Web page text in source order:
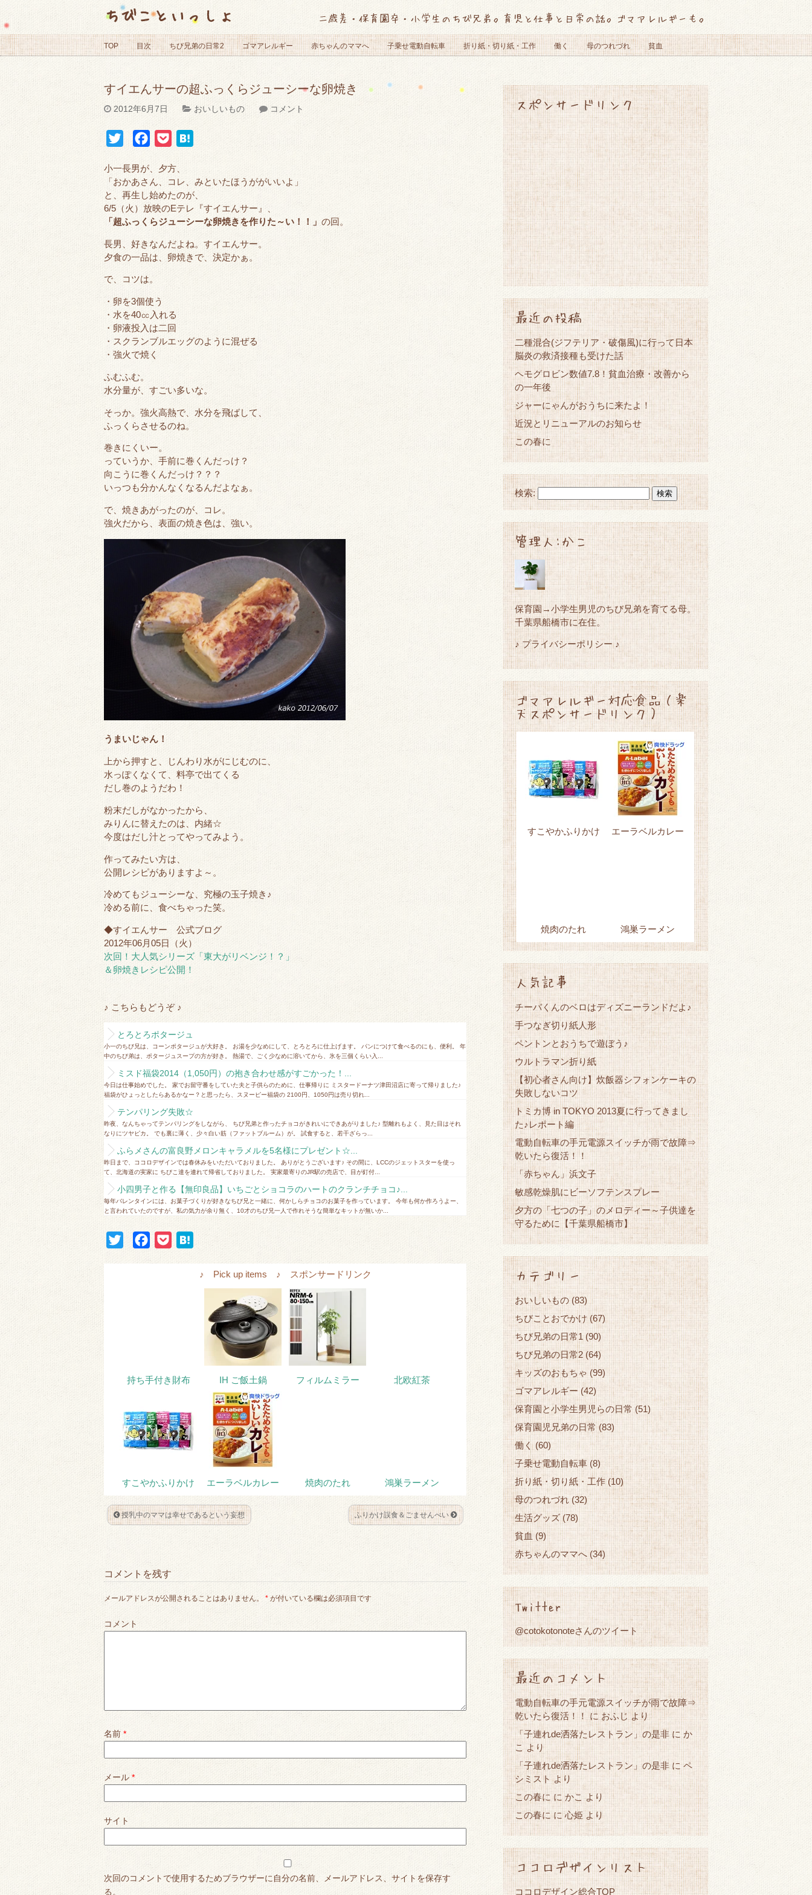
ちびこといっしょ 二歳差・保育園卒・小学生のちび兄弟。育児と仕事と日常の話。ゴマアレルギーも。
TOP 目次 ちび兄弟の日常2 ゴマアレルギー 赤ちゃんのママへ 子乗せ電動自転車 折り紙・切り紙・工作 働く 母のつれづれ 貧血
すイエんサーの超ふっくらジューシーな卵焼き
2012年6月7日 おいしいもの コメント
i
t
t
e
c
e
b
o
o
k
c
k
e
t
e
a
小一長男が、夕方、
「おかあさん、コレ、みといたほうががいいよ」
と、再生し始めたのが、
6/5（火）放映のEテレ『すイエんサー』、
「超ふっくらジューシーな卵焼きを作りた～い！！」 の回。
長男、好きなんだよね。すイエんサー。
夕食の一品は、卵焼きで、決定かぁ。
で、コツは。
・卵を3個使う
・水を40㏄入れる
・卵液投入は二回
・スクランブルエッグのように混ぜる
・強火で焼く
ふむふむ。
水分量が、すごい多いな。
そっか。強火高熱で、水分を飛ばして、
ふっくらさせるのね。
巻きにくいー。
っていうか、手前に巻くんだっけ？
向こうに巻くんだっけ？？？
いっつも分かんなくなるんだよなぁ。
で、焼きあがったのが、コレ。
強火だから、表面の焼き色は、強い。
うまいじゃん！
上から押すと、じんわり水がにじむのに、
水っぽくなくて、料亭で出てくる
だし巻のようだわ！
粉末だしがなかったから、
みりんに替えたのは、内緒☆
今度はだし汁とってやってみよう。
作ってみたい方は、
公開レシピがありますよ～。
冷めてもジューシーな、究極の玉子焼き♪
冷める前に、食べちゃった笑。
◆すイエんサー 公式ブログ
2012年06月05日（火）
次回！大人気シリーズ「東大がリベンジ！？」
＆卵焼きレシピ公開！
♪ こちらもどうぞ ♪
とろとろポタージュ
小一のちび兄は、コーンポタージュが大好き。 お湯を少なめにして、とろとろに仕上げます。 パンにつけて食べるのにも、便利。 年
中のちび弟は、ポタージュスープの方が好き。 熱湯で、ごく少なめに溶いてから、氷を三個くらい入...
ミスド福袋2014（1,050円）の抱き合わせ感がすごかった！...
今日は仕事始めでした。 家でお留守番をしていた夫と子供らのために、仕事帰りに ミスタードーナツ津田沼店に寄って帰りました♪
福袋がひょっとしたらあるかなー？と思ったら、スヌーピー福袋の 2100円、1050円は売り切れ...
テンパリング失敗☆
昨夜、なんちゃってテンパリングをしながら、 ちび兄弟と作ったチョコがきれいにできあがりました♪ 型離れもよく、見た目はそれ
なりにツヤピカ。 でも裏に薄く、少々白い筋（ファットブルーム）が。 試食すると、若干ざらっ...
ふらメさんの富良野メロンキャラメルを5名様にプレゼント☆...
昨日まで、ココロデザインでは春休みをいただいておりました。 ありがとうございます♪ その間に、LCCのジェットスターを使っ
て、北海道の実家に ちびこ達を連れて帰省しておりました。 実家最寄りのJR駅の売店で、目が釘付...
小四男子と作る【無印良品】いちごとショコラのハートのクランチチョコ♪...
毎年バレンタインには、お菓子づくりが好きなちび兄と一緒に、何かしらチョコのお菓子を作っています。 今年も何か作ろうよー、
と言われていたのですが、私の気力が余り無く、10才のちび兄一人で作れそうな簡単なキットが無いか...
♪ Pick up items ♪ スポンサードリンク
持ち手付き財布 IH ご飯土鍋 フィルムミラー 北欧紅茶
すこやかふりかけ エーラベルカレー 焼肉のたれ 鴻巣ラーメン
授乳中のママは幸せであるという妄想 ふりかけ誤食＆ごませんべい
コメントを残す
メールアドレスが公開されることはありません。 * が付いている欄は必須項目です
コメント
名前 *
メール *
サイト
次回のコメントで使用するためブラウザーに自分の名前、メールアドレス、サイトを保存す
る。
スポンサードリンク
最近の投稿
二種混合(ジフテリア・破傷風)に行って日本
脳炎の救済接種も受けた話
ヘモグロビン数値7.8！貧血治療・改善から
の一年後
ジャーにゃんがおうちに来たよ！
近況とリニューアルのお知らせ
この春に
検索:
管理人:かこ
保育園→小学生男児のちび兄弟を育てる母。
千葉県船橋市に在住。
♪ プライバシーポリシー ♪
ゴマアレルギー対応食品（楽
天スポンサードリンク）
すこやかふりかけ エーラベルカレー
焼肉のたれ 鴻巣ラーメン
人気記事
チーバくんのベロはディズニーランドだよ♪
手つなぎ切り紙人形
ペントンとおうちで遊ぼう♪
ウルトラマン折り紙
【初心者さん向け】炊飯器シフォンケーキの
失敗しないコツ
トミカ博 in TOKYO 2013夏に行ってきまし
た♪レポート編
電動自転車の手元電源スイッチが雨で故障⇒
乾いたら復活！！
「赤ちゃん」浜文子
敏感乾燥肌にビーソフテンスプレー
夕方の「七つの子」のメロディー～子供達を
守るために【千葉県船橋市】
カテゴリー
おいしいもの (83)
ちびことおでかけ(67)
ちび兄弟の日常1 (90)
ちび兄弟の日常2 (64)
キッズのおもちゃ (99)
ゴマアレルギー(42)
保育園と小学生男児らの日常 (51)
保育園児兄弟の日常 (83)
働く (60)
子乗せ電動自転車 (8)
折り紙・切り紙・工作 (10)
母のつれづれ (32)
生活グッズ (78)
貧血 (9)
赤ちゃんのママへ (34)
Twitter
@cotokotonoteさんのツイート
最近のコメント
電動自転車の手元電源スイッチが雨で故障⇒
乾いたら復活！！
に おふじより
「子連れde洒落たレストラン」の是非 に か
こ
より
「子連れde洒落たレストラン」の是非 にペ
シミストより
この春に にかこ より
この春に に心姫より
ココロデザインリスト
ココロデザイン総合TOP